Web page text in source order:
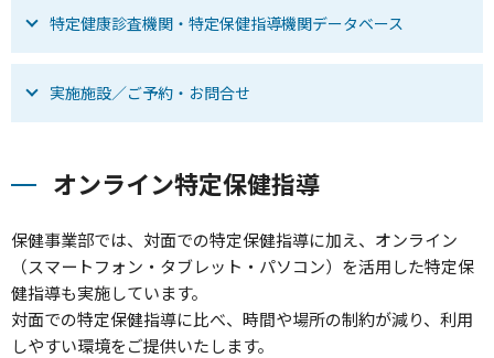
特定健康診査機関・特定保健指導機関データベース
実施施設／ご予約・お問合せ
オンライン特定保健指導
保健事業部では、対面での特定保健指導に加え、オンライン
（スマートフォン・タブレット・パソコン）を活用した特定保
健指導も実施しています。
対面での特定保健指導に比べ、時間や場所の制約が減り、利用
しやすい環境をご提供いたします。